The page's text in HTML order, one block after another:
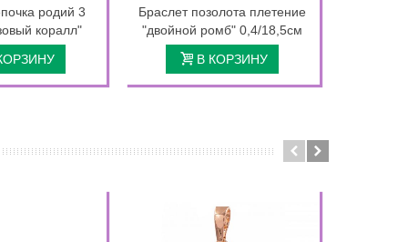
родий 3
коралл"
Браслет позолота плетение
"двойной ромб" 0,4/18,5см
В КОРЗИНУ